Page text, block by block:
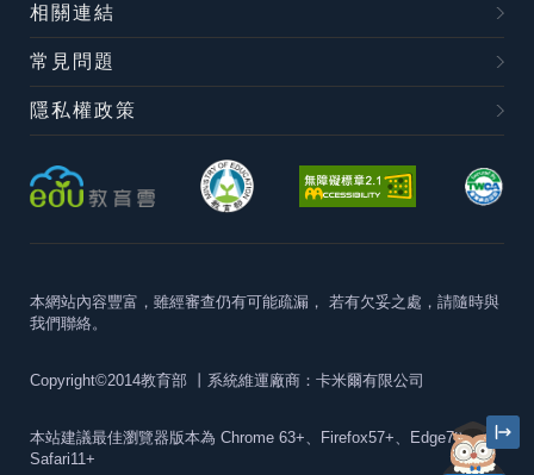
相關連結
常見問題
隱私權政策
本網站內容豐富，雖經審查仍有可能疏漏， 若有欠妥之處，請隨時與
我們聯絡。
Copyright©2014教育部 丨系統維運廠商：卡米爾有限公司
本站建議最佳瀏覽器版本為 Chrome 63+、Firefox57+、Edge79+及
Safari11+